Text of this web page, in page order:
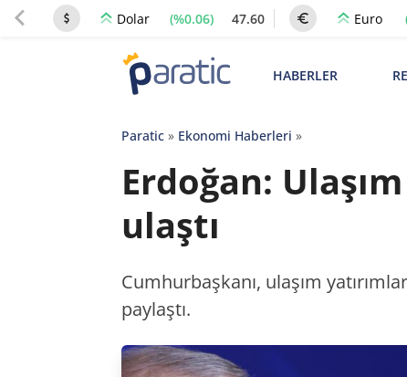
Dolar (%0.06) 47.60 Euro
HABERLER
Paratic» Ekonomi Haberleri »
Erdoğan:
ulaştı
Cumhurbaşkanı, ulaşım
paylaştı.